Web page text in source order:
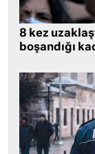
8 kez
boşandığı